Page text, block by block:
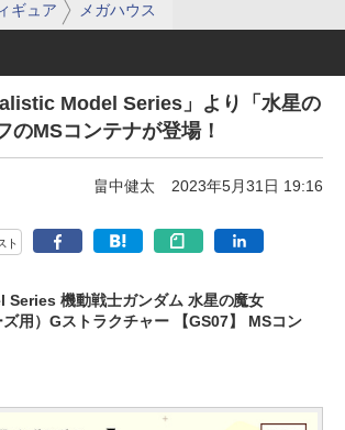
ギュア メガハウス
Model Series」より「水星の
のMSコンテナが登場！
畠中健太 2023年5月31日 19:16
ト
Series 機動戦士ガンダム 水星の魔女
ズ用）Gストラクチャー 【GS07】 MSコン